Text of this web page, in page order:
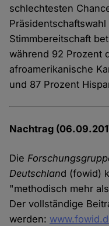
schlechtesten
Stimmbereitschaft
während 92 Prozent
afroamerikanische
und 87 Prozent
Nachtrag
Die
Deutschland (fowid)
"methodisch mehr
Der vollständige
werden: